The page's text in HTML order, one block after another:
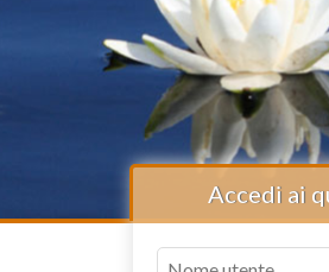
Accedi ai